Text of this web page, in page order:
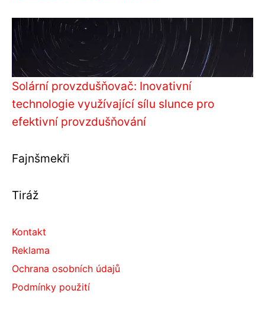
Solární provzdušňovač: Inovativní
technologie využívající sílu slunce pro
efektivní provzdušňování
Fajnšmekři
Tiráž
Kontakt
Reklama
Ochrana osobních údajů
Podmínky použití